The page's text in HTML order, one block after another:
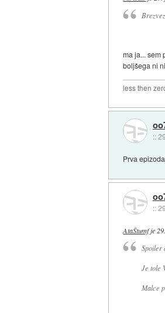
ma ja... sem
boljšega ni
less then
::
Prva
::
AtaŠtumfje
Spoiler
Je tole
Malce